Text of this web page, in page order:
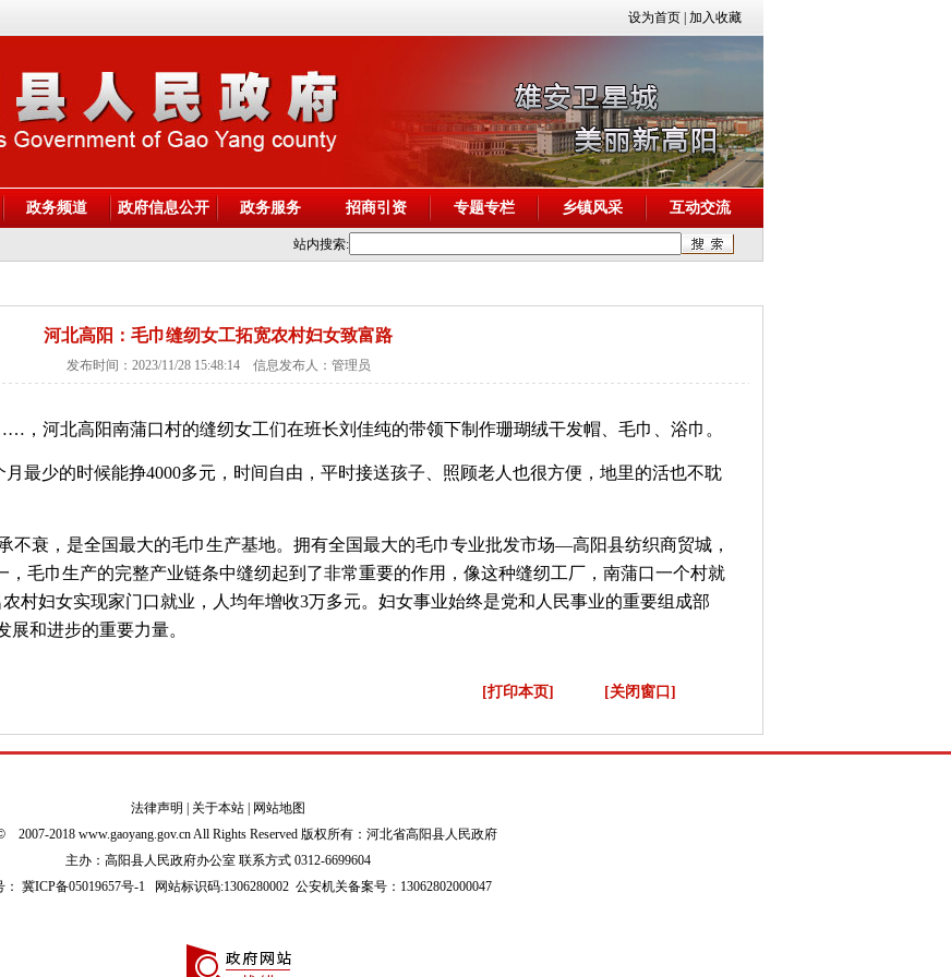
设为首页 加入收藏
政务频道 政府信息公开 政务服务 招商引资 专题专栏 乡镇风采 互动交流
站内搜索:
河北高阳：毛巾缝纫女工拓宽农村妇女致富路
发布时间：2023/11/28 15:48:14 信息发布人：管理员
，河北高阳南蒲口村的缝纫女工们在班长刘佳纯的带领下制作珊瑚绒干发帽、毛巾、浴巾。
最少的时候能挣4000多元，时间自由，平时接送孩子、照顾老人也很方便，地里的活也不耽
不衰，是全国最大的毛巾生产基地。拥有全国最大的毛巾专业批发市场—高阳县纺织商贸城，
，毛巾生产的完整产业链条中缝纫起到了非常重要的作用，像这种缝纫工厂，南蒲口一个村就
村妇女实现家门口就业，人均年增收3万多元。妇女事业始终是党和人民事业的重要组成部
和进步的重要力量。
[打印本页] [关闭窗口]
法律声明 关于本站
网站地图
2007-2018 www.gaoyang.gov.cn All Rights Reserved 版权所有：河北省高阳县人民政府
主办：高阳县人民政府办公室 联系方式 0312-6699604
冀ICP备05019657号-1网站标识码:1306280002 公安机关备案号：13062802000047